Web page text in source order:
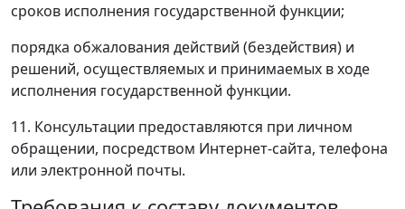
сроков исполнения государственной функции;
порядка обжалования действий (бездействия) и
решений, осуществляемых и принимаемых в ходе
исполнения государственной функции.
11. Консультации предоставляются при личном
обращении, посредством Интернет-сайта, телефона
или электронной почты.